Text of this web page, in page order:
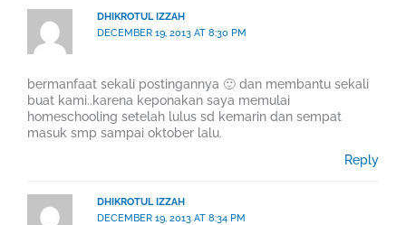
DHIKROTUL IZZAH
DECEMBER 19, 2013 AT 8:30 PM
bermanfaat sekali postingannya 🙂 dan membantu sekali
buat kami..karena keponakan saya memulai
homeschooling setelah lulus sd kemarin dan sempat
masuk smp sampai oktober lalu.
Reply
DHIKROTUL IZZAH
DECEMBER 19, 2013 AT 8:34 PM